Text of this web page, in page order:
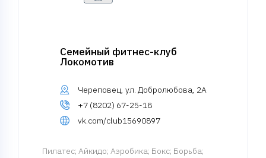
Семейный фитнес-клуб
Локомотив
Череповец, ул. Добролюбова, 2А
+7 (8202) 67-25-18
vk.com/club15690897
Пилатес; Айкидо; Аэробика; Бокс; Борьба;